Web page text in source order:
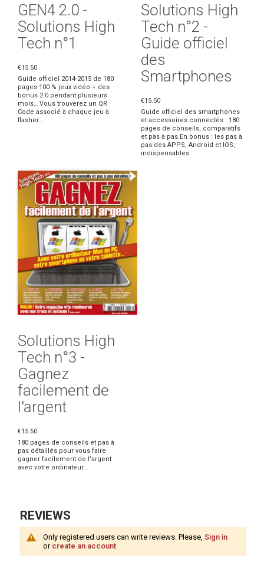
GEN4 2.0 -
Solutions High
Tech n°1
€15.50
Guide officiel 2014-2015 de 180
pages 100 % jeux vidéo + des
bonus 2.0 pendant plusieurs
mois… Vous trouverez un QR
Code associé à chaque jeu à
flasher…
Solutions High
Tech n°2 -
Guide officiel
des
Smartphones
€15.50
Guide officiel des smartphones
et accessoires connectés : 180
pages de conseils, comparatifs
et pas à pas.En bonus : les pas à
pas des APPS, Android et IOS,
indispensables.
Solutions High
Tech n°3 -
Gagnez
facilement de
l'argent
€15.50
180 pages de conseils et pas à
pas détaillés pour vous faire
gagner facilement de l'argent
avec votre ordinateur…
REVIEWS
Only registered users can write reviews. Please, Sign in
or create an account